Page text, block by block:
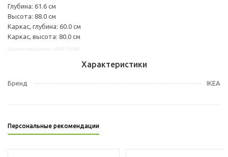
Глубина: 61.6 см
Высота: 88.0 см
Каркас, глубина: 60.0 см
Каркас, высота: 80.0 см
Характеристики
Бренд IKEA
Персональные рекомендации